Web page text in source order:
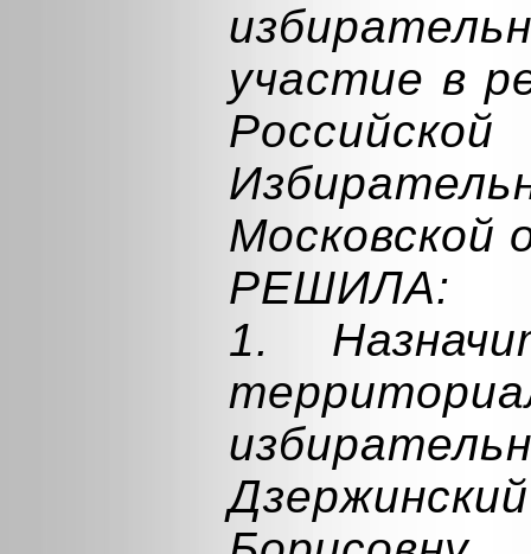
участие в
Московской
РЕШИЛА:
1.